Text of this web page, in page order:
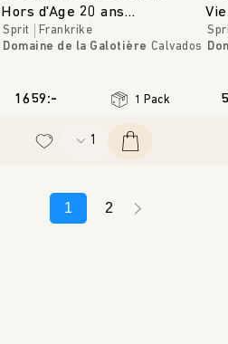
Hors d'Age 20 ans
Calvados
Sprit
Frankrike
Domaine de la Galotière Calvados
1659:- 1 Pack
1 2